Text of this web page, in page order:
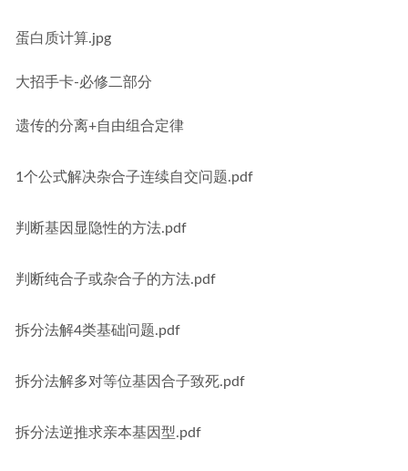
蛋白质计算.jpg
大招手卡-必修二部分
遗传的分离+自由组合定律
1个公式解决杂合子连续自交问题.pdf
判断基因显隐性的方法.pdf
判断纯合子或杂合子的方法.pdf
拆分法解4类基础问题.pdf
拆分法解多对等位基因合子致死.pdf
拆分法逆推求亲本基因型.pdf